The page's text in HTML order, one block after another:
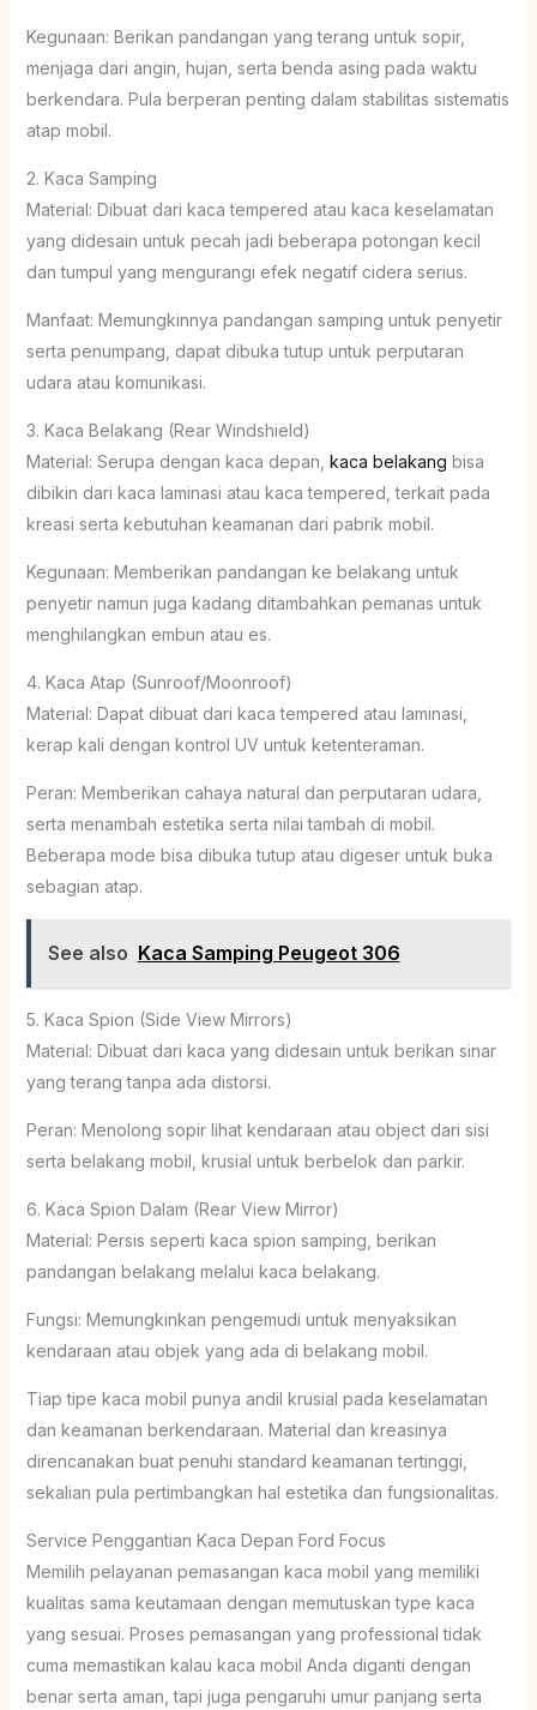
Kegunaan: Berikan pandangan yang terang untuk sopir,
menjaga dari angin, hujan, serta benda asing pada waktu
berkendara. Pula berperan penting dalam stabilitas sistematis
atap mobil.
2. Kaca Samping
Material: Dibuat dari kaca tempered atau kaca keselamatan
yang didesain untuk pecah jadi beberapa potongan kecil
dan tumpul yang mengurangi efek negatif cidera serius.
Manfaat: Memungkinnya pandangan samping untuk penyetir
serta penumpang, dapat dibuka tutup untuk perputaran
udara atau komunikasi.
3. Kaca Belakang (Rear Windshield)
Material: Serupa dengan kaca depan, kaca belakang bisa
dibikin dari kaca laminasi atau kaca tempered, terkait pada
kreasi serta kebutuhan keamanan dari pabrik mobil.
Kegunaan: Memberikan pandangan ke belakang untuk
penyetir namun juga kadang ditambahkan pemanas untuk
menghilangkan embun atau es.
4. Kaca Atap (Sunroof/Moonroof)
Material: Dapat dibuat dari kaca tempered atau laminasi,
kerap kali dengan kontrol UV untuk ketenteraman.
Peran: Memberikan cahaya natural dan perputaran udara,
serta menambah estetika serta nilai tambah di mobil.
Beberapa mode bisa dibuka tutup atau digeser untuk buka
sebagian atap.
See also Kaca Samping Peugeot 306
5. Kaca Spion (Side View Mirrors)
Material: Dibuat dari kaca yang didesain untuk berikan sinar
yang terang tanpa ada distorsi.
Peran: Menolong sopir lihat kendaraan atau object dari sisi
serta belakang mobil, krusial untuk berbelok dan parkir.
6. Kaca Spion Dalam (Rear View Mirror)
Material: Persis seperti kaca spion samping, berikan
pandangan belakang melalui kaca belakang.
Fungsi: Memungkinkan pengemudi untuk menyaksikan
kendaraan atau objek yang ada di belakang mobil.
Tiap tipe kaca mobil punya andil krusial pada keselamatan
dan keamanan berkendaraan. Material dan kreasinya
direncanakan buat penuhi standard keamanan tertinggi,
sekalian pula pertimbangkan hal estetika dan fungsionalitas.
Service Penggantian Kaca Depan Ford Focus
Memilih pelayanan pemasangan kaca mobil yang memiliki
kualitas sama keutamaan dengan memutuskan type kaca
yang sesuai. Proses pemasangan yang professional tidak
cuma memastikan kalau kaca mobil Anda diganti dengan
benar serta aman, tapi juga pengaruhi umur panjang serta